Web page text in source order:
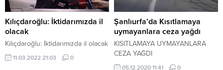
Kılıçdaroğlu: İktidarımızda il
olacak
Kılıçdaroğlu: İktidarımızda il olacak
11.03.2022 21:03 0
Şanlıurfa’da Kısıtlamaya
uymayanlara ceza yağdı
KISITLAMAYA UYMAYANLARA
CEZA YAĞDI
05.12.2020 11:41 0